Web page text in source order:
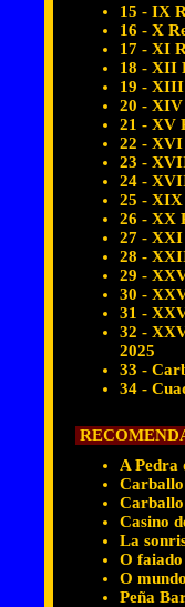
15 - IX
16 - X
17 - XI
18 - XII
19 - XIII
20 - XIV
21 - XV
22 - XVI
23 -
24 -
25 - XIX
26 - XX
27 - XXI
28 -
29 -
30 -
31 -
32 -
2025
33 -
34 -
A Pedra
Carballo
Casino
La
O
O
Peña